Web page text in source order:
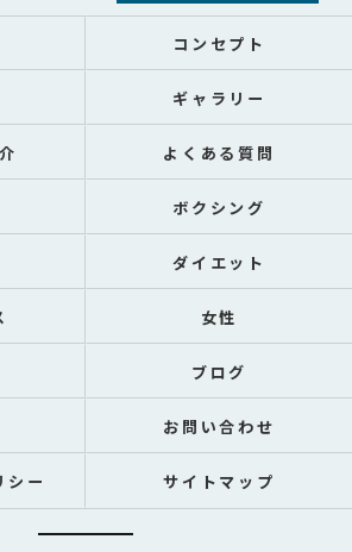
コンセプト
ギャラリー
よくある質問
ボクシング
ダイエット
女性
ブログ
お問い合わせ
シー サイトマップ